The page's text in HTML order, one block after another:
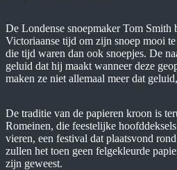
De Londense snoepmaker Tom Smith
Victoriaanse tijd om zijn snoep mooi
die tijd waren dan ook snoepjes. De
geluid dat hij maakt wanneer deze
maken ze niet allemaal meer dat
De traditie van de papieren kroon is
Romeinen, die feestelijke
vieren, een festival dat plaatsvond
zullen het toen geen felgekleurde
zijn geweest.